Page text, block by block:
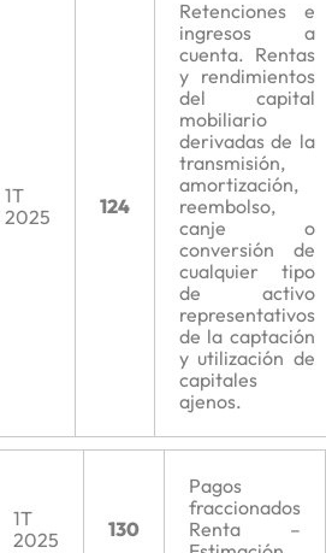
1T
2025
124
Retenciones e
ingresos a
cuenta. Rentas
y rendimientos
del capital
mobiliario
derivadas de la
transmisión,
amortización,
reembolso,
canje o
conversión de
cualquier tipo
de activo
representativos
de la captación
y utilización de
capitales
ajenos.
1T
2025
130
Pagos
fraccionados
Renta –